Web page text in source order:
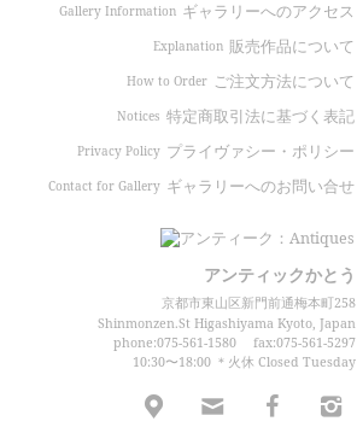
ギャラリーへのアクセス
Gallery Information
販売作品について
Explanation
ご注文方法について
How to Order
特定商取引法に基づく表記
Notices
プライヴァシー・ポリシー
Privacy Policy
ギャラリーへのお問い合せ
Contact for Gallery
アンティックかとう
京都市東山区新門前通梅本町258
Shinmonzen.St Higashiyama Kyoto, Japan
phone:075-561-1580
fax:075-561-5297
10:30〜18:00 ＊火休 Closed Tuesday